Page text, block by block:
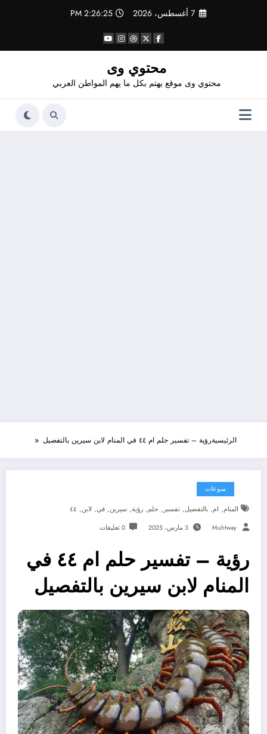
7 أغسطس، 2026 2:26:26 PM
محتوي وى
محتوي وى موقع يهتم بكل ما يهم المواطن العربي
الرئيسيةرؤية – تفسير حلم ام ٤٤ في المنام لابن سيرين بالتفصيل
منوعات
المنام, ام, بالتفصيل, تفسير , حلم, رؤية, سيرين, في, لابن, ٤٤
Muhtway 3 مارس، 2025 0 تعليقات
رؤية – تفسير حلم ام ٤٤ في
المنام لابن سيرين بالتفصيل